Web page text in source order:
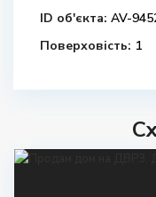
ID об'єкта: AV-
Поверховість: 1